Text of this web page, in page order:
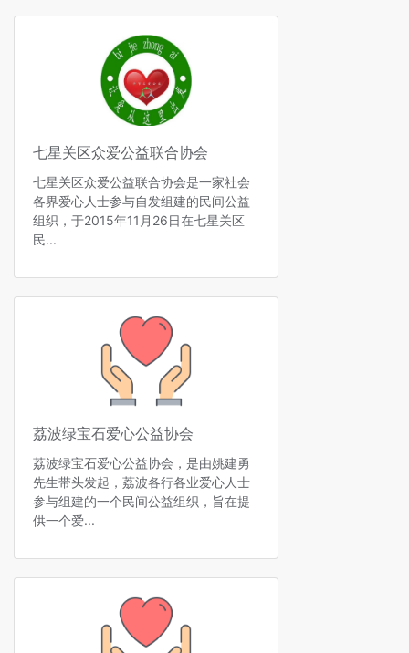
七星关区众爱公益联合协会
七星关区众爱公益联合协会是一家社会
各界爱心人士参与自发组建的民间公益
组织，于2015年11月26日在七星关区
民...
荔波绿宝石爱心公益协会
荔波绿宝石爱心公益协会，是由姚建勇
先生带头发起，荔波各行各业爱心人士
参与组建的一个民间公益组织，旨在提
供一个爱...